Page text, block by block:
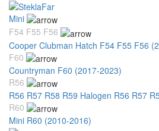
Mini
F54 F55 F56
Cooper Clubman Hatch F54 F55 F56
F60
Countryman F60 (2017-2023)
R56
R56 R57 R58 R59 Halogen R56 R57
R60
Mini R60 (2010-2016)